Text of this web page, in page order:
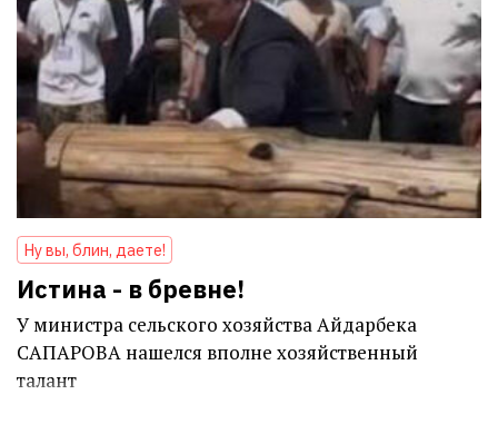
Ну вы, блин, даете!
Истина - в бревне!
У министра сельского хозяйства Айдарбека
САПАРОВА нашелся вполне хозяйственный
талант